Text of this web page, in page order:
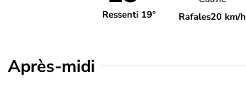
Ressenti 19° Rafales20 km/h
Après-midi